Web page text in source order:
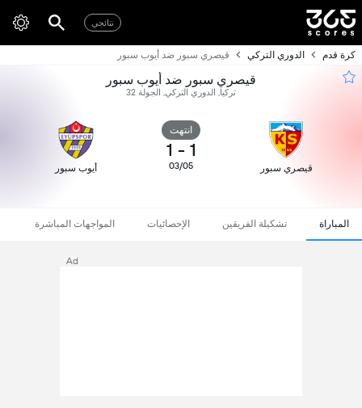
نتائجي
كرة قدم الدوري التركي قيصري سبور ضد أيوب سبور
قيصري سبور ضد أيوب سبور
تركيا, الدوري التركي, الجولة 32
قيصري سبور
انتهت
1
-
1
03/05 أيوب سبور
المباراة تشكيلة الفريقين الإحصائيات المواجهات المباشرة
Ad